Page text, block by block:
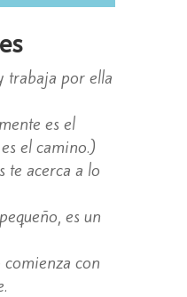
trabaja por ella
es el
el camino.)
te acerca a lo
es un
con